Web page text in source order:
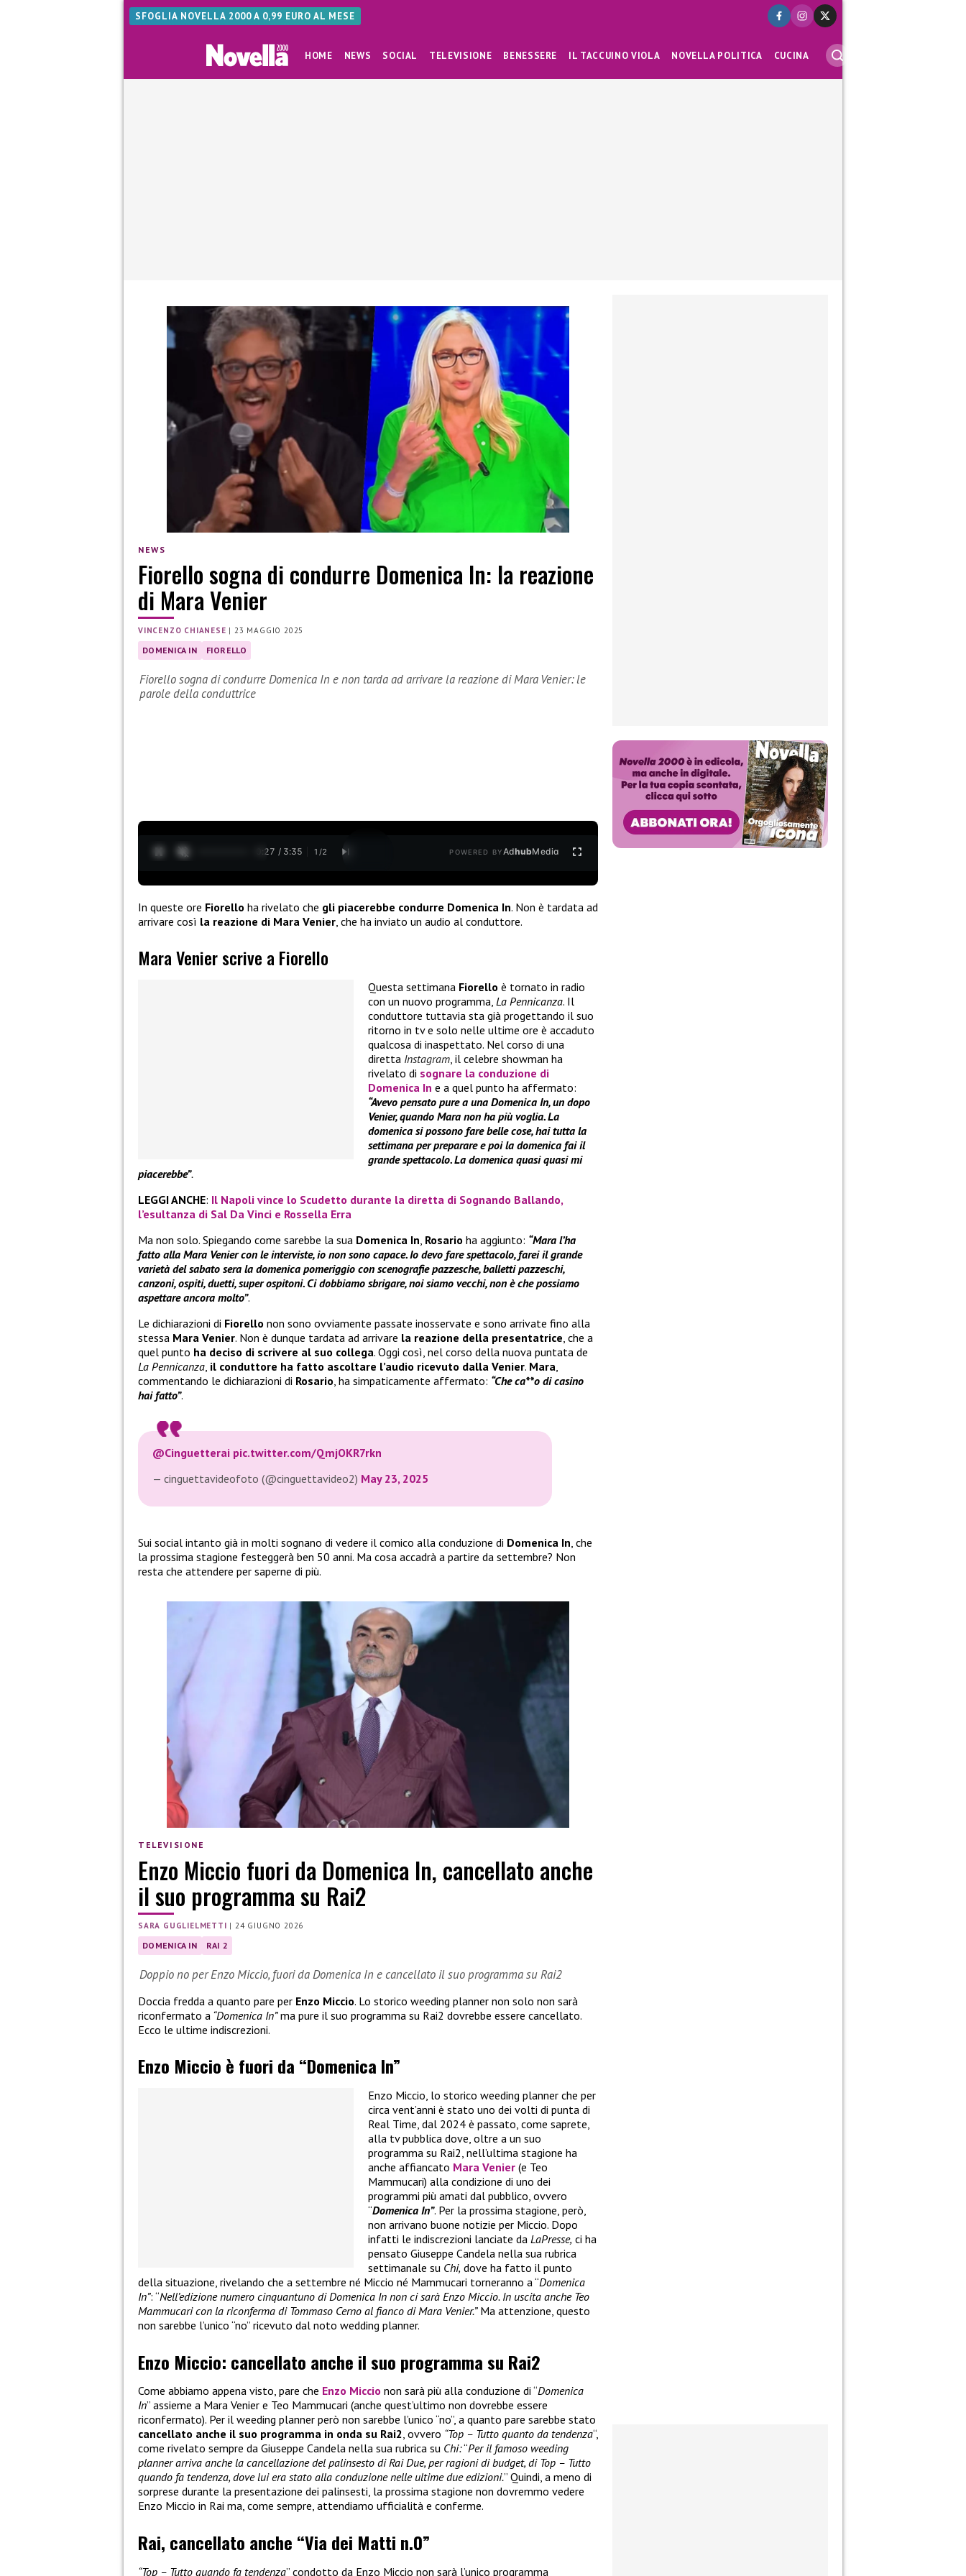
SFOGLIA NOVELLA 2000 A 0,99 EURO AL MESE
HOME NEWS SOCIAL TELEVISIONE BENESSERE IL TACCUINO VIOLA NOVELLA POLITICA CUCINA
NEWS
Fiorello sogna di condurre Domenica In: la reazione
di Mara Venier
VINCENZO CHIANESE |23 MAGGIO 2025
DOMENICA IN FIORELLO
Fiorello sogna di condurre Domenica In e non tarda ad arrivare la reazione di Mara Venier: le
parole della conduttrice
0:28 / 3:35 1 /2 POWERED BYAdhubMedia
In queste ore Fiorello ha rivelato che gli piacerebbe condurre Domenica In. Non è tardata ad
arrivare così la reazione di Mara Venier , che ha inviato un audio al conduttore.
Mara Venier scrive a Fiorello
Questa settimana Fiorello è tornato in radio
con un nuovo programma, La Pennicanza. Il
conduttore tuttavia sta già progettando il suo
ritorno in tv e solo nelle ultime ore è accaduto
qualcosa di inaspettato. Nel corso di una
diretta Instagram, il celebre showman ha
rivelato di sognare la conduzione di
Domenica In e a quel punto ha affermato:
“Avevo pensato pure a una Domenica In, un dopo
Venier, quando Mara non ha più voglia. La
domenica si possono fare belle cose, hai tutta la
settimana per preparare e poi la domenica fai il
grande spettacolo. La domenica quasi quasi mi
piacerebbe”.
LEGGI ANCHE: Il Napoli vince lo Scudetto durante la diretta di Sognando Ballando,
l’esultanza di Sal Da Vinci e Rossella Erra
Ma non solo. Spiegando come sarebbe la sua Domenica In, Rosario ha aggiunto: “Mara l’ha
fatto alla Mara Venier con le interviste, io non sono capace. Io devo fare spettacolo, farei il grande
varietà del sabato sera la domenica pomeriggio con scenografie pazzesche, balletti pazzeschi,
canzoni, ospiti, duetti, super ospitoni. Ci dobbiamo sbrigare, noi siamo vecchi, non è che possiamo
aspettare ancora molto”.
Le dichiarazioni di Fiorello non sono ovviamente passate inosservate e sono arrivate fino alla
stessa Mara Venier. Non è dunque tardata ad arrivare la reazione della presentatrice, che a
quel punto ha deciso di scrivere al suo collega. Oggi così, nel corso della nuova puntata de
La Pennicanza, il conduttore ha fatto ascoltare l’audio ricevuto dalla Venier. Mara,
commentando le dichiarazioni di Rosario, ha simpaticamente affermato: “Che ca**o di casino
hai fatto”.
@Cinguetterai pic.twitter.com/QmjOKR7rkn
— cinguettavideofoto (@cinguettavideo2) May 23, 2025
Sui social intanto già in molti sognano di vedere il comico alla conduzione di Domenica In, che
la prossima stagione festeggerà ben 50 anni. Ma cosa accadrà a partire da settembre? Non
resta che attendere per saperne di più.
TELEVISIONE
Enzo Miccio fuori da Domenica In, cancellato anche
il suo programma su Rai2
SARA GUGLIELMETTI |24 GIUGNO 2026
DOMENICA IN RAI 2
Doppio no per Enzo Miccio, fuori da Domenica In e cancellato il suo programma su Rai2
Doccia fredda a quanto pare per Enzo Miccio. Lo storico weeding planner non solo non sarà
riconfermato a “Domenica In”ma pure il suo programma su Rai2 dovrebbe essere cancellato.
Ecco le ultime indiscrezioni.
Enzo Miccio è fuori da “Domenica In”
Enzo Miccio, lo storico weeding planner che per
circa vent’anni è stato uno dei volti di punta di
Real Time, dal 2024 è passato, come saprete,
alla tv pubblica dove, oltre a un suo
programma su Rai2, nell’ultima stagione ha
anche affiancato Mara Venier (e Teo
Mammucari) alla condizione di uno dei
programmi più amati dal pubblico, ovvero
“Domenica In”. Per la prossima stagione, però,
non arrivano buone notizie per Miccio. Dopo
infatti le indiscrezioni lanciate da LaPresse, ci ha
pensato Giuseppe Candela nella sua rubrica
settimanale su Chi, dove ha fatto il punto
della situazione, rivelando che a settembre né Miccio né Mammucari torneranno a “Domenica
In”: “Nell’edizione numero cinquantuno di Domenica In non ci sarà Enzo Miccio. In uscita anche Teo
Mammucari con la riconferma di Tommaso Cerno al fianco di Mara Venier.”Ma attenzione, questo
non sarebbe l’unico “no” ricevuto dal noto wedding planner.
Enzo Miccio: cancellato anche il suo programma su Rai2
Come abbiamo appena visto, pare che Enzo Miccio non sarà più alla conduzione di “Domenica
In” assieme a Mara Venier e Teo Mammucari (anche quest’ultimo non dovrebbe essere
riconfermato). Per il weeding planner però non sarebbe l’unico “no”, a quanto pare sarebbe stato
cancellato anche il suo programma in onda su Rai2, ovvero “Top – Tutto quanto da tendenza“,
come rivelato sempre da Giuseppe Candela nella sua rubrica su Chi:“Per il famoso weeding
planner arriva anche la cancellazione del palinsesto di Rai Due, per ragioni di budget, di Top – Tutto
quando fa tendenza, dove lui era stato alla conduzione nelle ultime due edizioni.” Quindi, a meno di
sorprese durante la presentazione dei palinsesti, la prossima stagione non dovremmo vedere
Enzo Miccio in Rai ma, come sempre, attendiamo ufficialità e conferme.
Rai, cancellato anche “Via dei Matti n.0”
“Top – Tutto quando fa tendenza” condotto da Enzo Miccio non sarà l’unico programma